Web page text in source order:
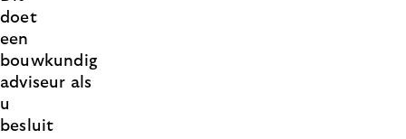
doet
een
bouwkundig
adviseur als
u
besluit